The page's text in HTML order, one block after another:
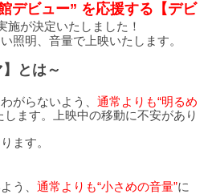
デビュー” を応援する【デビ
施が決定いたしました！
照明、音量で上映いたします。
とは～
がらないよう、 通常よりも“明るめ
します。上映中の移動に不安があり
ます。
う、 通常よりも“小さめの音量”に